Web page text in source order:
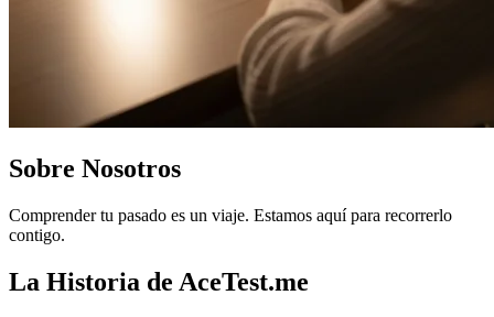
Sobre Nosotros
Comprender tu pasado es un viaje. Estamos aquí para recorrerlo
contigo.
La Historia de AceTest.me